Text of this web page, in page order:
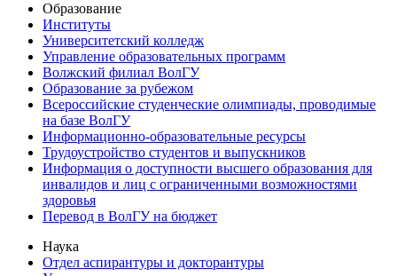
Образование
Институты
Университетский колледж
Управление образовательных программ
Волжский филиал ВолГУ
Образование за рубежом
Всероссийские студенческие олимпиады, проводимые
на базе ВолГУ
Информационно-образовательные ресурсы
Трудоустройство студентов и выпускников
Информация о доступности высшего образования для
инвалидов и лиц с ограниченными возможностями
здоровья
Перевод в ВолГУ на бюджет
Наука
Отдел аспирантуры и докторантуры